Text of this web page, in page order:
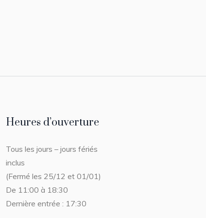
Heures d’ouverture
Tous les jours – jours fériés
inclus
(Fermé les 25/12 et 01/01)
De 11:00 à 18:30
Dernière entrée : 17:30